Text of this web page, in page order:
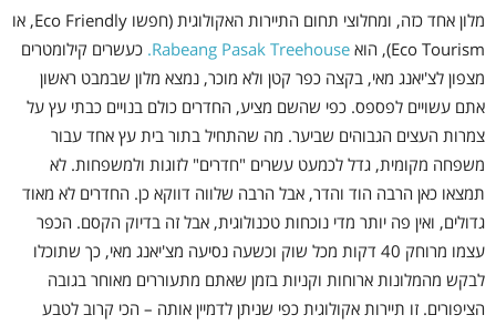
מלון אחד כזה, ומחלוצי תחום התיירות האקולוגית (חפשו Eco Friendly, או
Eco Tourism), הוא
כעשרים קילומטרים
מצפון לצ'יאנג מאי, בקצה כפר קטן ולא מוכר, נמצא מלון שבמבט ראשון
אתם עשויים לפספס. כפי שהשם מציע, החדרים כולם בנויים כבתי עץ על
צמרות העצים הגבוהים שביער. מה שהתחיל בתור בית עץ אחד עבור
משפחה מקומית, גדל לכמעט עשרים "חדרים" לזוגות ולמשפחות. לא
תמצאו כאן הרבה הוד והדר, אבל הרבה שלווה דווקא כן. החדרים לא מאוד
גדולים, ואין פה יותר מדי נוכחות טכנולוגית, אבל זה בדיוק הקסם. הכפר
עצמו מרוחק 40 דקות מכל שוק וכשעה נסיעה מצ'יאנג מאי, כך שתוכלו
לבקש מהמלונות ארוחות וקניות בזמן שאתם מתעוררים מאוחר בגובה
הציפורים. זו תיירות אקולוגית כפי שניתן לדמיין אותה – הכי קרוב לטבע